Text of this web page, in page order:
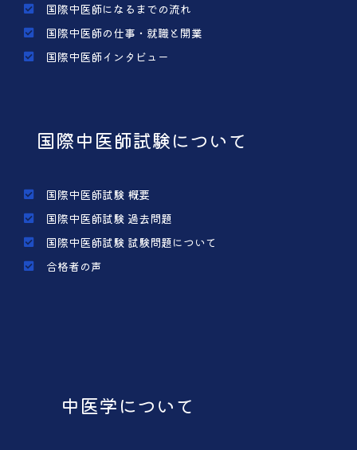
国際中医師になるまでの流れ
国際中医師の仕事・就職と開業
国際中医師インタビュー
国際中医師試験について
国際中医師試験 概要
国際中医師試験 過去問題
国際中医師試験 試験問題について
合格者の声
中医学について